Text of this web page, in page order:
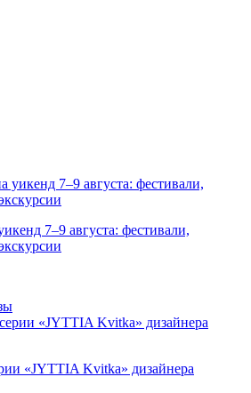
7–9 августа: фестивали,
«JYTTIA Kvitka» дизайнера